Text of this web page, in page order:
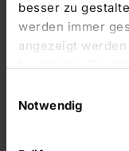
besser zu
werden immer
angezeigt werden
erlauben Sie alle
Einstellungen
Notwendig
Weitere
Ihnen dieser
Inhalt von
Group AG
aktuell nicht
zur
Um Ihnen
zu
ermöglichen,